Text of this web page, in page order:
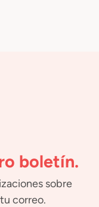
boletín.
sobre
correo.